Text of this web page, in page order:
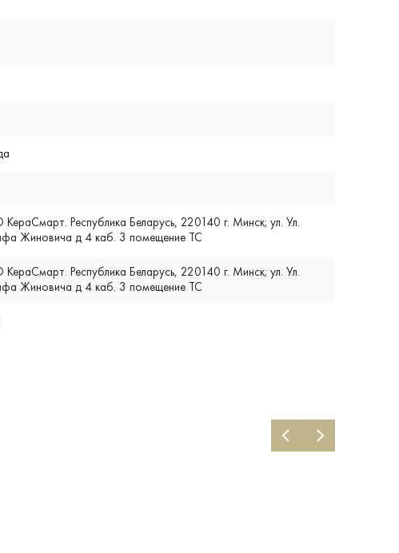
Республика Беларусь, 220140 г. Минск; ул. Ул.
Жиновича д 4 каб. 3 помещение ТС
Республика Беларусь, 220140 г. Минск; ул. Ул.
Жиновича д 4 каб. 3 помещение ТС